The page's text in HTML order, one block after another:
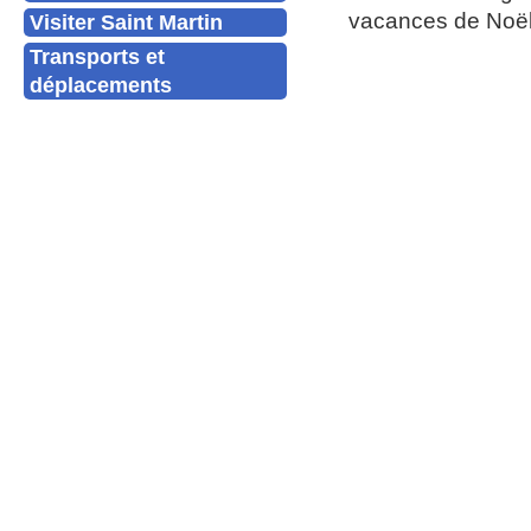
Visiter Saint Martin
Transports et
déplacements
vacances de